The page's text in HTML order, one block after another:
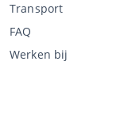
Transport
FAQ
Werken bij